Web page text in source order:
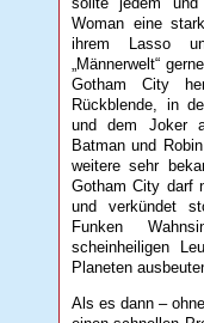
Woman eine
ihrem Lasso
„Männerwelt“
Gotham City
Rückblende, in
und dem Joker
Batman und
weitere sehr
Gotham City darf
und verkündet
Funken
scheinheiligen
Planeten
Als es dann –